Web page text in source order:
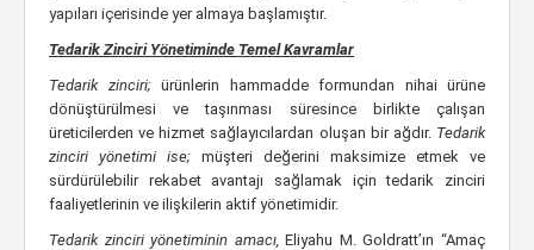
yapıları içerisinde yer almaya başlamıştır.
Tedarik Zinciri Yönetiminde Temel Kavramlar
Tedarik zinciri; ürünlerin hammadde formundan nihai ürüne
dönüştürülmesi ve taşınması süresince birlikte çalışan
üreticilerden ve hizmet sağlayıcılardan oluşan bir ağdır. Tedarik
zinciri yönetimi ise; müşteri değerini maksimize etmek ve
sürdürülebilir rekabet avantajı sağlamak için tedarik zinciri
faaliyetlerinin ve ilişkilerin aktif yönetimidir.
Tedarik zinciri yönetiminin amacı,Eliyahu M. Goldratt’ın “Amaç